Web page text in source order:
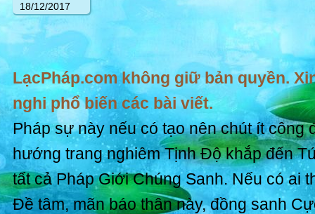
18/12/2017
LạcPháp.com không giữ bản quyền.
nghi phổ biến các bài viết.
Pháp sự này nếu có tạo nên chút ít công
hướng trang nghiêm Tịnh Độ khắp đến
tất cả Pháp Giới Chúng Sanh. Nếu có ai
Đề tâm, mãn báo thân này, đồng sanh